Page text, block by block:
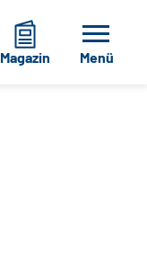
Magazin Menü